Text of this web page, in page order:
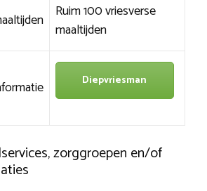
Ruim 100 vriesverse
maaltijden
Diepvriesman
zorggroepen en/of